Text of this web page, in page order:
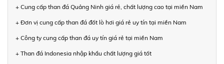
+ Cung cấp than đá Quảng Ninh giá rẻ, chất lượng cao tại miền Nam
+ Đơn vị cung cấp than đá đốt lò hơi giá rẻ uy tín tại miền Nam
+ Công ty cung cấp than đá uy tín giá rẻ tại miền Nam
+ Than đá Indonesia nhập khẩu chất lượng giá tốt